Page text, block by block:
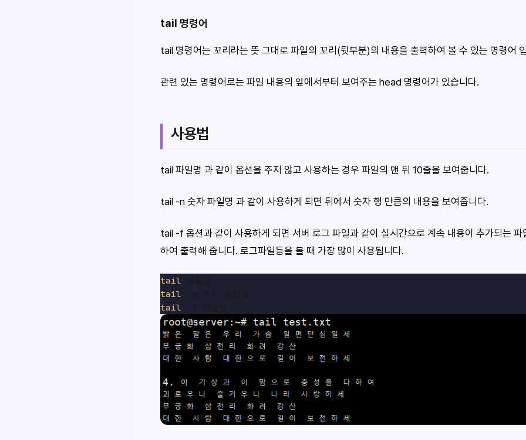
tail 명령어
tail 명령어는 꼬리라는 뜻 그대로 파일의 꼬리(뒷부분)의 내용을 출력하여 볼 수 있는 명령어
관련 있는 명령어로는 파일 내용의 앞에서부터 보여주는 head 명령어가 있습니다.
사용법
tail 파일명 과 같이 옵션을 주지 않고 사용하는 경우 파일의 맨 뒤 10줄을 보여줍니다.
tail -n 숫자 파일명 과 같이 사용하게 되면 뒤에서 숫자 행 만큼의 내용을 보여줍니다.
tail -f 옵션과 같이 사용하게 되면 서버 로그 파일과 같이 실시간으로 계속 내용이 추가되는
하여 출력해 줍니다. 로그파일등을 볼 때 가장 많이 사용됩니다.
tail
tail
tail